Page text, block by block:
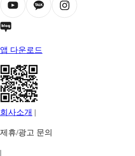
앱 다운로드
회사소개 |
제휴/광고 문의
|